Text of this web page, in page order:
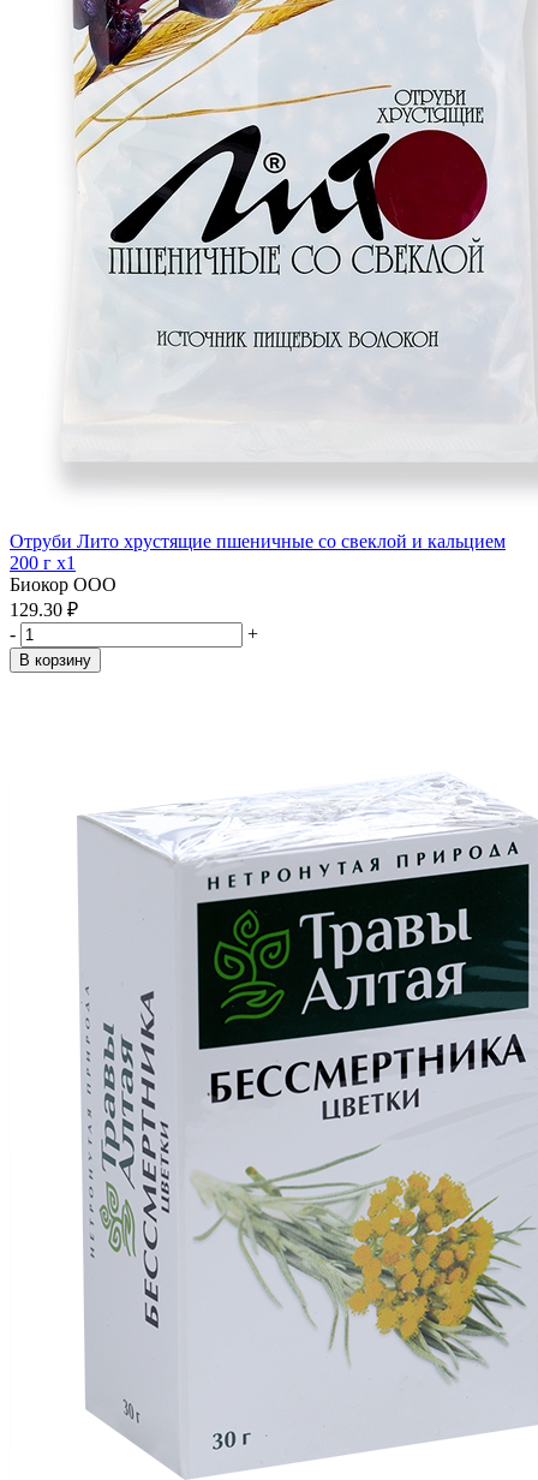
Отруби Лито хрустящие пшеничные со свеклой и кальцием
200 г x1
Биокор ООО
129.30 ₽
-
+
В корзину